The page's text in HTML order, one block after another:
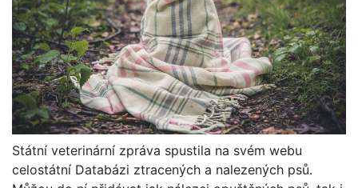
Státní veterinární zpráva spustila na svém webu
celostátní Databázi ztracených a nalezených psů.